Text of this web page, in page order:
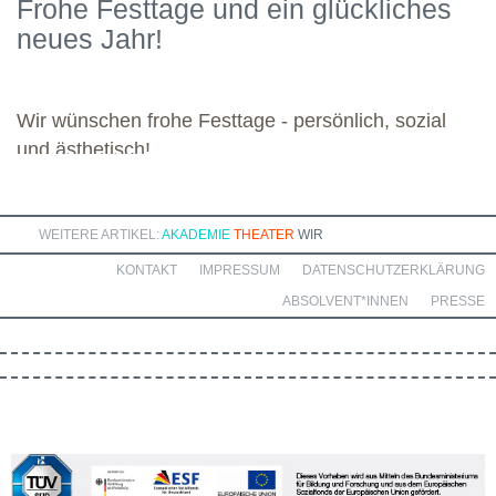
kommenden Module. Günther wünscht allen weiteren
Dozierenden viel Freude bei ihren Modulen sowie eine ebenso
Frohe Festtage und ein glückliches
neues Jahr!
Wir wünschen frohe Festtage - persönlich, sozial
und ästhetisch!
WEITERE ARTIKEL: AKADEMIE THEATER WIR
DATENSCHUTZERKLÄRUNG
IMPRESSUM
KONTAKT
PRESSE
ABSOLVENT*INNEN